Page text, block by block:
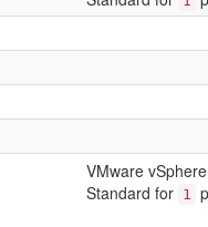
VMware vSphere
Standard for 1